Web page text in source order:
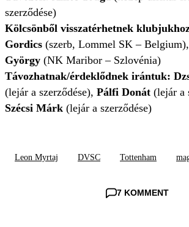
szerződése)
Kölcsönből visszatérhetnek
Gordics (szerb, Lommel SK – Belgium),
György (NK Maribor – Szlovénia)
Távozhatnak/érdeklődnek irántuk:
(lejár a szerződése), Pálfi Donát (lejár a
Szécsi Márk (lejár a szerződése)
Leon Myrtaj DVSC Tottenham
7 KOMMENT